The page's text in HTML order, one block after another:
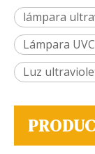
lámpara
Lámpara UVC
Luz